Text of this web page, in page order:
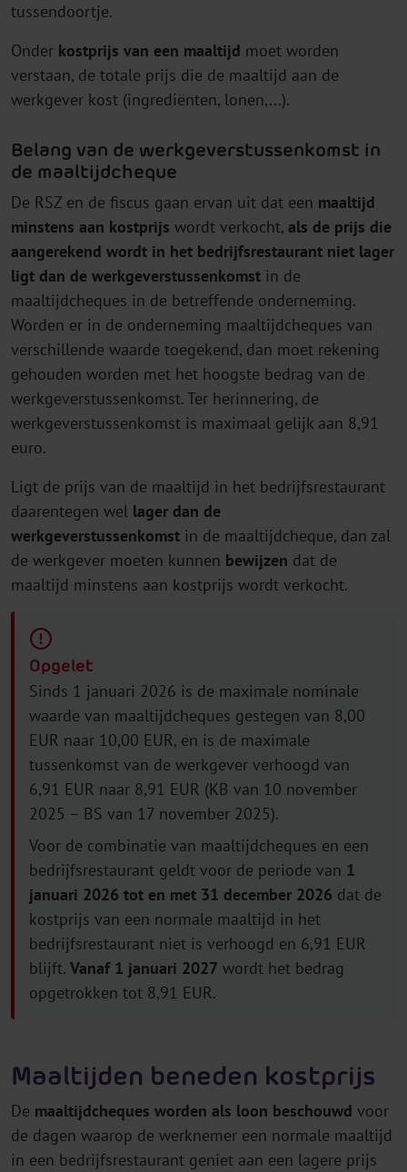
tussendoortje.
Onder kostprijs van een maaltijd moet worden
verstaan, de totale prijs die de maaltijd aan de
werkgever kost (ingrediënten, lonen,...).
Belang van de werkgeverstussenkomst in
de maaltijdcheque
De RSZ en de fiscus gaan ervan uit dat een maaltijd
minstens aan kostprijs wordt verkocht, als de prijs die
aangerekend wordt in het bedrijfsrestaurant niet lager
ligt dan de werkgeverstussenkomst in de
maaltijdcheques in de betreffende onderneming.
Worden er in de onderneming maaltijdcheques van
verschillende waarde toegekend, dan moet rekening
gehouden worden met het hoogste bedrag van de
werkgeverstussenkomst. Ter herinnering, de
werkgeverstussenkomst is maximaal gelijk aan 8,91
euro.
Ligt de prijs van de maaltijd in het bedrijfsrestaurant
daarentegen wel lager dan de
werkgeverstussenkomst in de maaltijdcheque, dan zal
de werkgever moeten kunnen bewijzen dat de
maaltijd minstens aan kostprijs wordt verkocht.
Opgelet
Sinds 1 januari 2026 is de maximale nominale
waarde van maaltijdcheques gestegen van 8,00
EUR naar 10,00 EUR, en is de maximale
tussenkomst van de werkgever verhoogd van
6,91 EUR naar 8,91 EUR (KB van 10 november
2025 – BS van 17 november 2025).
Voor de combinatie van maaltijdcheques en een
bedrijfsrestaurant geldt voor de periode van 1
januari 2026 tot en met 31 december 2026 dat de
kostprijs van een normale maaltijd in het
bedrijfsrestaurant niet is verhoogd en 6,91 EUR
blijft. Vanaf 1 januari 2027 wordt het bedrag
opgetrokken tot 8,91 EUR.
Maaltijden beneden kostprijs
De maaltijdcheques worden als loon beschouwd voor
de dagen waarop de werknemer een normale maaltijd
in een bedrijfsrestaurant geniet aan een lagere prijs